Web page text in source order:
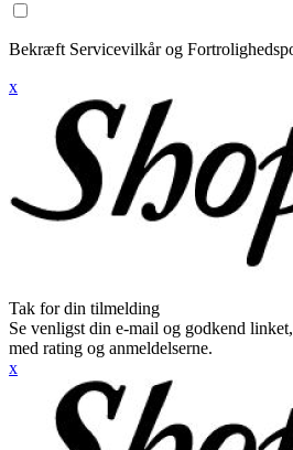
Bekræft Servicevilkår og
x
Tak for din tilmelding
Se venligst din e-mail og godkend
med rating og anmeldelserne.
x